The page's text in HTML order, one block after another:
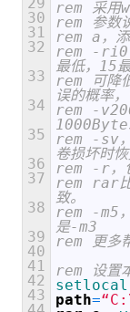
30
31
32
33
34
35
36
37
38
39
40
41
42
43
rem 采
rem 参数
rem a，
rem -ri0:1
最低，15
rem 可降
误的概率
rem -
rem -sv，
卷损坏时
rem -r，
rem rar比
致。
rem -m5
是-m3
rem 更多
rem 设置
setlocal
path=